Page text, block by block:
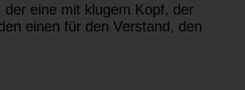
eine mit klugem Kopf, der
einen für den Verstand, den